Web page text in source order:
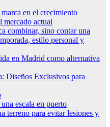
en el crecimiento
mercado actual
combinar, sino contar una
estilo personal y
en Madrid como alternativa
Diseños Exclusivos para
escala en puerto
terreno para evitar lesiones y